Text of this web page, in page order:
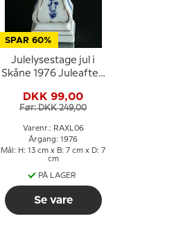
SPAR 60%
Julelysestage jul i
Skåne 1976 Juleaften
DKK 99,00
Før: DKK 249,00
Varenr.: RAXL06
Årgang: 1976
Mål: H: 13 cm x B: 7 cm x D: 7
cm
PÅ LAGER
Se vare